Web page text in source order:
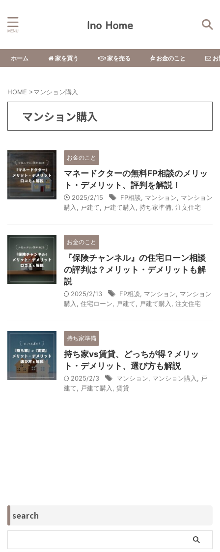
ホーム 家を買う 家を売る お金のこと
HOME >マンション購入
マンション購入
お金のこと
マネードクターの無料FP相談のメリッ
ト・デメリット、評判を解説！
2025/2/15 FP相談 マンション
マンション
購入
戸建て 戸建て購入 持ち家準備 注文住宅
お金のこと
『保険チャンネル』の住宅ローン相談
の評判は？メリット・デメリットも解
説
2025/2/13 FP相談 マンション
マンション
購入
住宅ローン 戸建て 戸建て購入 注文住宅
持ち家準備
持ち家vs賃貸、どっちが得？メリッ
ト・デメリット、選び方も解説
2025/2/3 マンション マンション購入
戸
建て
戸建て購入 賃貸
search